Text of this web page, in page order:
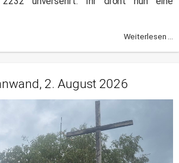
Weiterlesen ...
2. August 2026